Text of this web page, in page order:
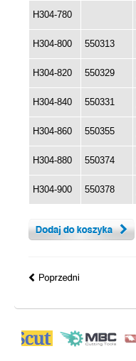
H304-780
H304-800 550313
H304-820 550329
H304-840 550331
H304-860 550355
H304-880 550374
H304-900 550378